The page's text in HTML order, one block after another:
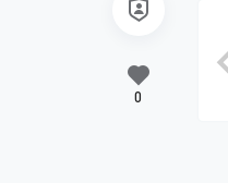
0